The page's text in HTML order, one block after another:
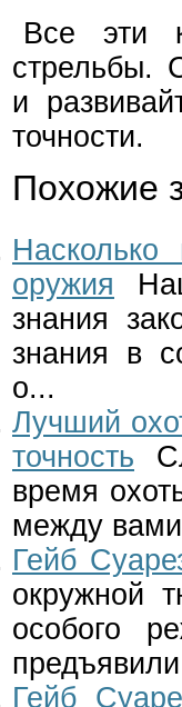
Все эти
стрельбы.
и
точности.
Похожие
Насколько
оружия
знания
знания в
о...
Лучший
точность
время
между
Гейб
окружной
особого
Гейб